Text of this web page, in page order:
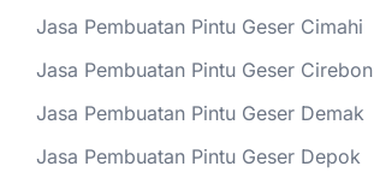
Jasa Pembuatan Pintu Geser Cimahi
Jasa Pembuatan Pintu Geser Cirebon
Jasa Pembuatan Pintu Geser Demak
Jasa Pembuatan Pintu Geser Depok